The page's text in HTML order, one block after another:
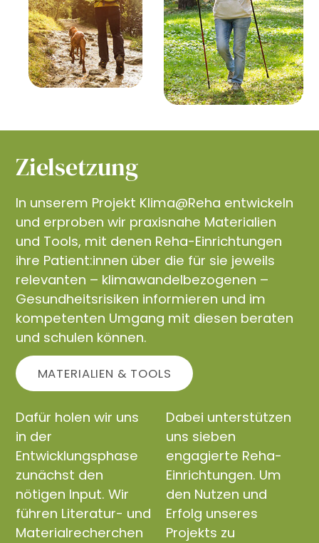
Zielsetzung
In unserem Projekt Klima@Reha entwickeln
und erproben wir praxisnahe Materialien
und Tools, mit denen Reha-Einrichtungen
ihre Patient:innen über die für sie jeweils
relevanten – klimawandelbezogenen –
Gesundheitsrisiken informieren und im
kompetenten Umgang mit diesen beraten
und schulen können.
MATERIALIEN & TOOLS
Dafür holen wir uns
in der
Entwicklungsphase
zunächst den
nötigen Input. Wir
führen Literatur- und
Materialrecherchen
Dabei unterstützen
uns sieben
engagierte Reha-
Einrichtungen. Um
den Nutzen und
Erfolg unseres
Projekts zu